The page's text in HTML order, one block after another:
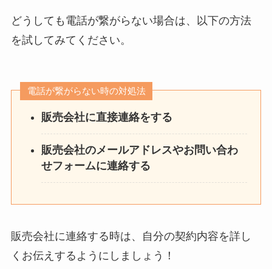
どうしても電話が繋がらない場合は、以下の方法
を試してみてください。
電話が繋がらない時の対処法
販売会社に直接連絡をする
販売会社のメールアドレスやお問い合わ
せフォームに連絡する
販売会社に連絡する時は、自分の契約内容を詳し
くお伝えするようにしましょう！